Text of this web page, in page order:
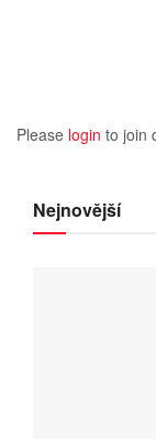
Please login to join
Nejnovější